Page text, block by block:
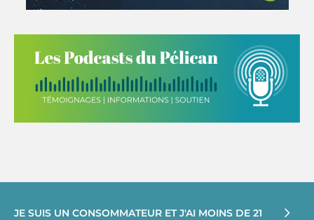
JE SUIS UN CONSOMMATEUR ET J'AI MOINS DE 21